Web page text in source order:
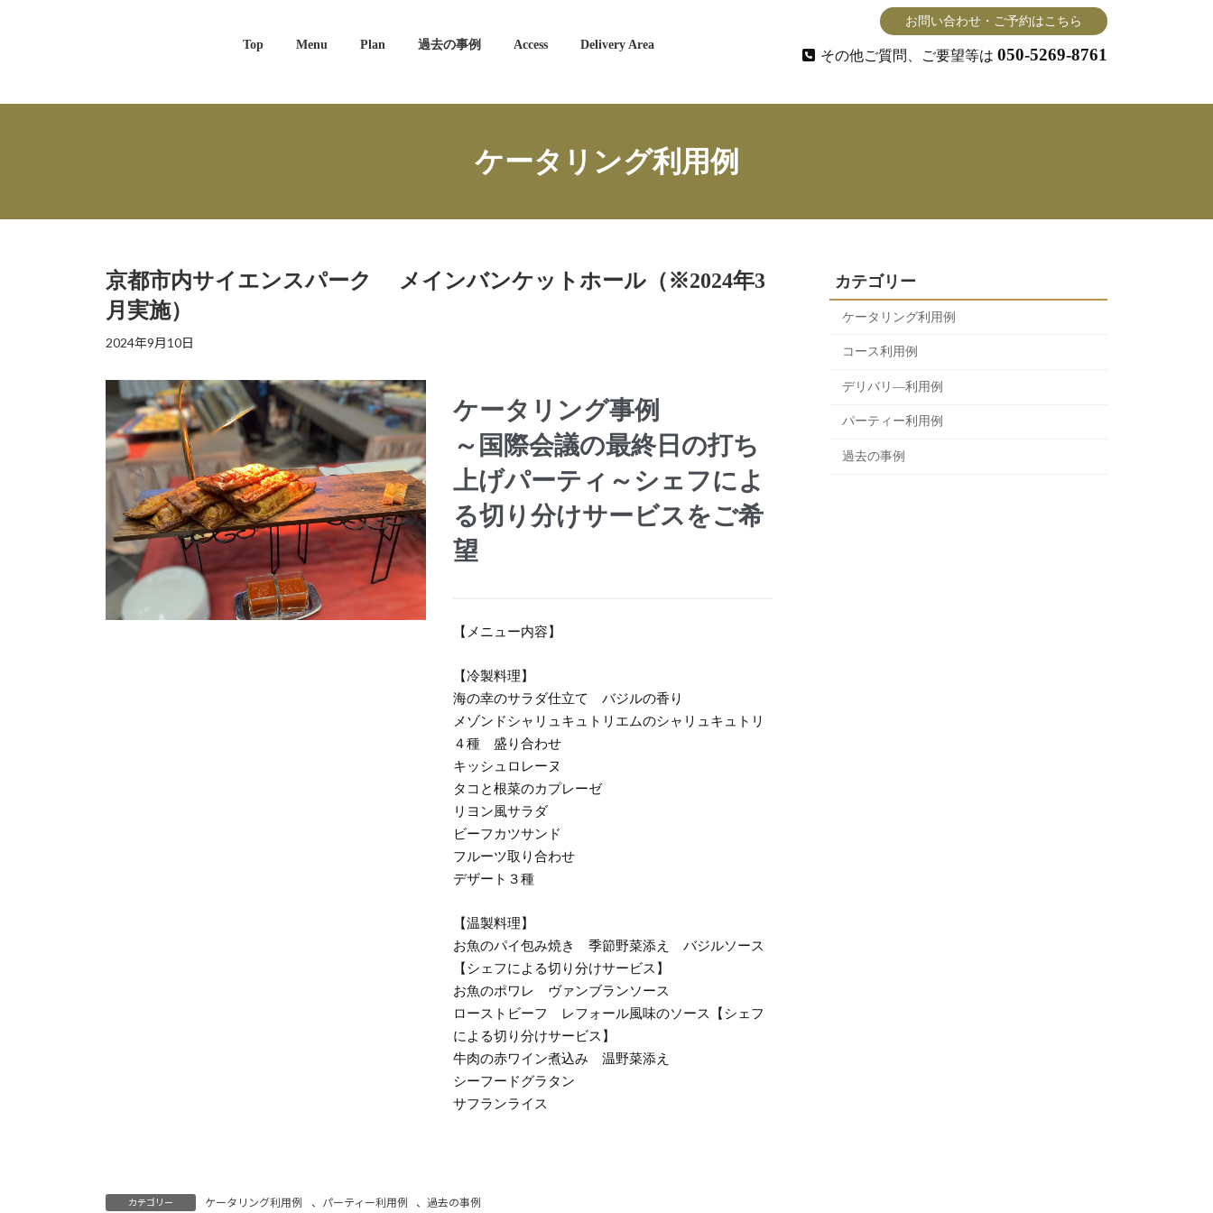
Top Menu Plan 過去の事例 Access Delivery Area
お問い合わせ・ご予約はこちら
その他ご質問、ご要望等は 050‐5269‐8761
ケータリング利用例
京都市内サイエンスパーク メインバンケットホール（※2024年3
月実施）
2024年9月10日
ケータリング事例
～国際会議の最終日の打ち
上げパーティ～シェフによ
る切り分けサービスをご希
望
【メニュー内容】
【冷製料理】
海の幸のサラダ仕立て バジルの香り
メゾンドシャリュキュトリエムのシャリュキュトリ
４種 盛り合わせ
キッシュロレーヌ
タコと根菜のカプレーゼ
リヨン風サラダ
ビーフカツサンド
フルーツ取り合わせ
デザート３種
【温製料理】
お魚のパイ包み焼き 季節野菜添え バジルソース
【シェフによる切り分けサービス】
お魚のポワレ ヴァンブランソース
ローストビーフ レフォール風味のソース【シェフ
による切り分けサービス】
牛肉の赤ワイン煮込み 温野菜添え
シーフードグラタン
サフランライス
カテゴリー ケータリング利用例 、 パーティー利用例 、過去の事例
カテゴリー
ケータリング利用例
コース利用例
デリバリ―利用例
パーティー利用例
過去の事例